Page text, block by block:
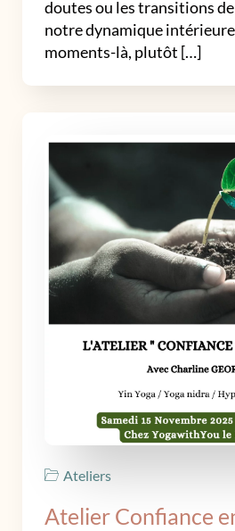
doutes ou les transitions
notre dynamique
moments-là, plutôt […]
Ateliers
Atelier Confiance